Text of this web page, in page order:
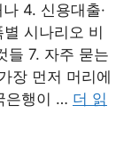
4. 신용대출·
시나리오 비
들 7. 자주 묻는
장 먼저 머리에
은행이 … 더 읽